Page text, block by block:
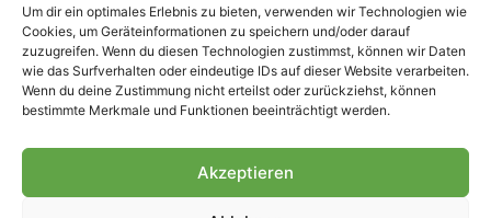
Um dir ein optimales Erlebnis zu bieten, verwenden wir Technologien wie
Cookies, um Geräteinformationen zu speichern und/oder darauf
zuzugreifen. Wenn du diesen Technologien zustimmst, können wir Daten
wie das Surfverhalten oder eindeutige IDs auf dieser Website verarbeiten.
Wenn du deine Zustimmung nicht erteilst oder zurückziehst, können
bestimmte Merkmale und Funktionen beeinträchtigt werden.
Akzeptieren
© 2007-2026 Fohlen-Hautnah.de
– Alle rechte vorbehalten.
Fohlen-Hautnah.de ist ein
offiziell eingetragenes Magazin